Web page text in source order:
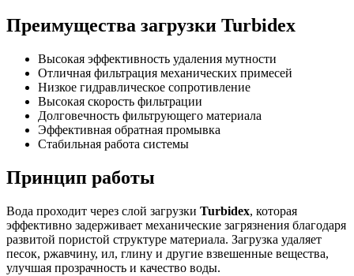
Преимущества загрузки Turbidex
Высокая эффективность удаления мутности
Отличная фильтрация механических примесей
Низкое гидравлическое сопротивление
Высокая скорость фильтрации
Долговечность фильтрующего материала
Эффективная обратная промывка
Стабильная работа системы
Принцип работы
Вода проходит через слой загрузки Turbidex, которая
эффективно задерживает механические загрязнения благодаря
развитой пористой структуре материала. Загрузка удаляет
песок, ржавчину, ил, глину и другие взвешенные вещества,
улучшая прозрачность и качество воды.